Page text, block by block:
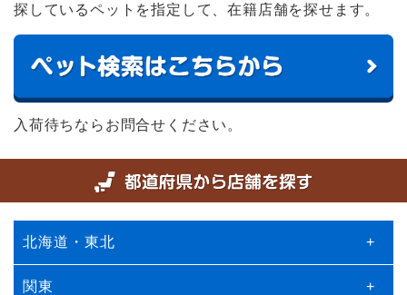
探しているペットを指定して、在籍店舗を探せます。
入荷待ちならお問合せください。
北海道・東北 +
関東 +